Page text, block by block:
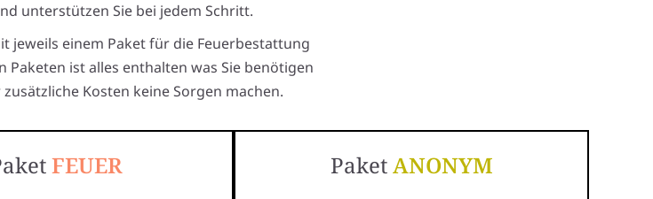
unterstützen Sie bei jedem Schritt.
jeweils einem Paket für die Feuerbestattung
ist alles enthalten was Sie benötigen
Kosten keine Sorgen machen.
FEUER
PaketANONYM